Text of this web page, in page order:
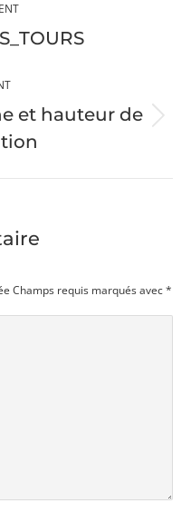
et hauteur de
Champs requis marqués avec*